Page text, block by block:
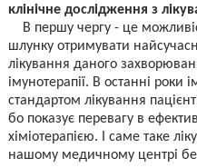
клінічне дослідження з
В першу чергу - це
шлунку отримувати
лікування даного
імунотерапії. В останні роки
стандартом лікування
бо показує перевагу в
хіміотерапією. І саме таке
нашому медичному центрі